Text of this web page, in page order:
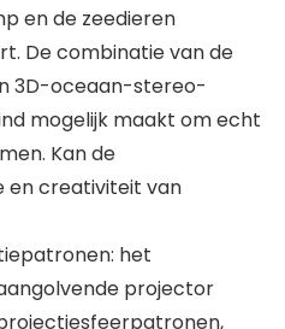
en de zeedieren
De combinatie van de
3D-oceaan-stereo-
mogelijk maakt om echt
Kan de
en creativiteit van
het
projector